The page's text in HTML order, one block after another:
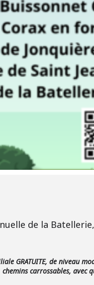
de la
GRATUITE, de niveau
chemins carrossables, avec